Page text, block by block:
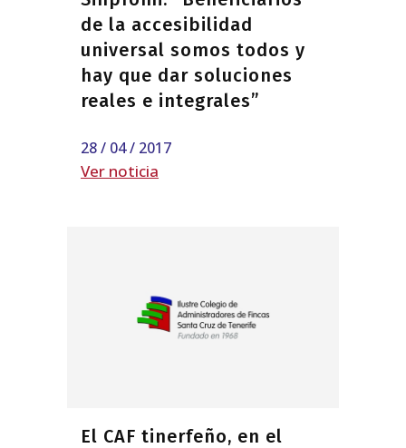
de la accesibilidad
universal somos todos y
hay que dar soluciones
reales e integrales”
28 / 04 / 2017
Ver noticia
El CAF tinerfeño, en el